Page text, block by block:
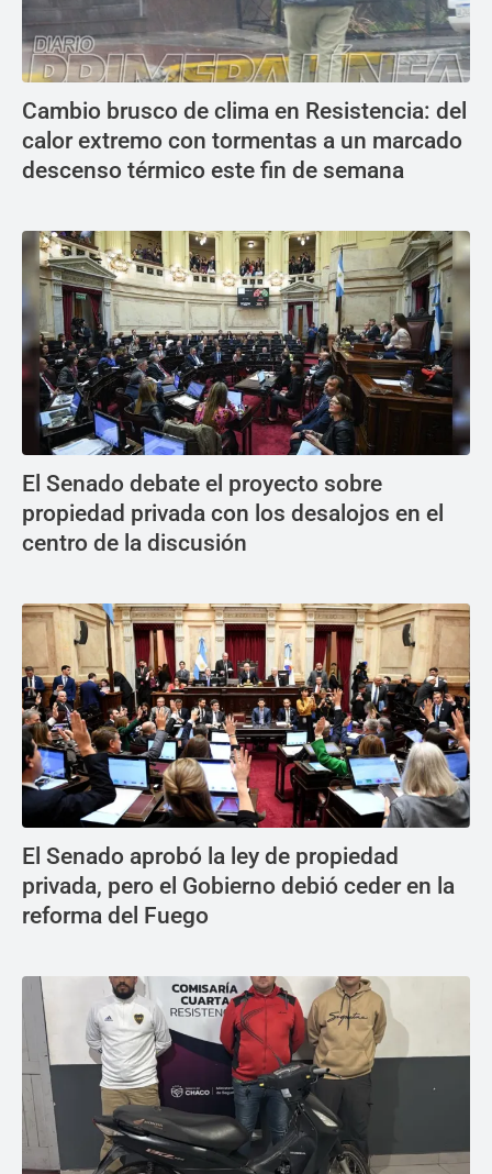
Cambio brusco de clima en Resistencia: del
calor extremo con tormentas a un marcado
descenso térmico este fin de semana
El Senado debate el proyecto sobre
propiedad privada con los desalojos en el
centro de la discusión
El Senado aprobó la ley de propiedad
privada, pero el Gobierno debió ceder en la
reforma del Fuego